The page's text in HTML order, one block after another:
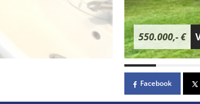
550.000,- €
Facebook